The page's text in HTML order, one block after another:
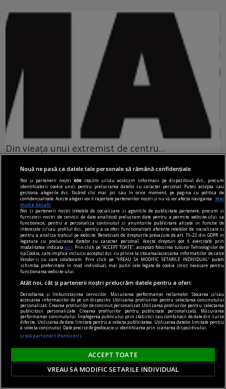
Din vieaţa unui extremist de centru...
Se constată, în cadrul mizeriei generale şi
inflaţiei pamfletare, o sărăcire a injuriei prin care
omul îşi dezvăluie, ceas de ceas, dispreţul faţă de
om. Să luăm, ca în geometrie, o dreaptă, două
drepte, trei stîngi, fie şi un pumn în cap.
Radu COSAŞU
Nouă ne pasă ca datele tale personale să rămână confidențiale
Noi și partenerii noștri606 stocăm și/sau accesăm informații pe dispozitivul dvs., precum
identificatorii cookie unici pentru prelucrarea datelor cu caracter personal. Puteți accepta sau
gestiona alegerile dvs. făcând clic mai jos sau în orice moment, pe pagina cu politica de
confidențialitate. Aceste alegeri vor fi raportate partenerilor noștri și nu vă vor afecta navigarea.
Mai
multe detalii
Noi si partenerii nostri (retelele de socializare si agentiile de publicitate partenere, precum si
furnizorii nostri de servicii de date analitice) prelucram date pentru a permite website-ului sa
functioneze, pentru a personaliza continutul si anunturile publicitare afisate in functie de
interesele si/sau profilul dvs., pentru a va oferi functionalitati aferente retelelor de socializare si
pentru a analiza traficul pe website. Beneficiati de drepturile prevazute de art. 15-22 din GDPR in
legatura cu prelucrarea datelor cu caracter personal. Aceste drepturi pot fi exercitate prin
modalitatea indicataaici
. Prin click pe “ACCEPT TOATE”, acceptati folosirea tuturor Tehnologiilor de
tip Cookie, care implica inclusiv acceptul dvs. cu privire la stocarea/accesarea informatiilor de catre
Vendor-ii cu care colaboram. Prin click pe “VREAU SA MODIFIC SETARILE INDIVIDUAL” puteti
schimba preferintele in mod individual, mai putin cele legate de cookie strict necesare pentru
functionarea website-ului.
Atât noi, cât și partenerii noștri prelucrăm datele pentru a oferi:
Dezvoltarea și îmbunătățirea serviciilor. Măsurarea performanței reclamelor. Stocarea și/sau
accesarea informațiilor de pe un dispozitiv. Utilizarea profilurilor pentru selectarea conținutului
personalizat. Crearea profilurilor de conținut personalizat. Utilizarea profilurilor pentru selectarea
publicității personalizate. Crearea profilurilor pentru publicitate personalizată. Măsurarea
performanței conținutului. Înțelegerea publicului prin statistici sau combinații de date din surse
diferite. Utilizarea de date limitate pentru a selecta publicitatea. Utilizarea datelor limitate pentru
a selecta conținutul. Date precise de geolocație și identificarea prin scanarea dispozitivului.
Listă parteneri (furnizori)
ACCEPT TOATE
VREAU SA MODIFIC SETARILE INDIVIDUAL